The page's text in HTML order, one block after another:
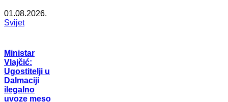
01.08.2026.
Svijet
Ministar
Vlajčić:
Ugostitelji u
Dalmaciji
ilegalno
uvoze meso